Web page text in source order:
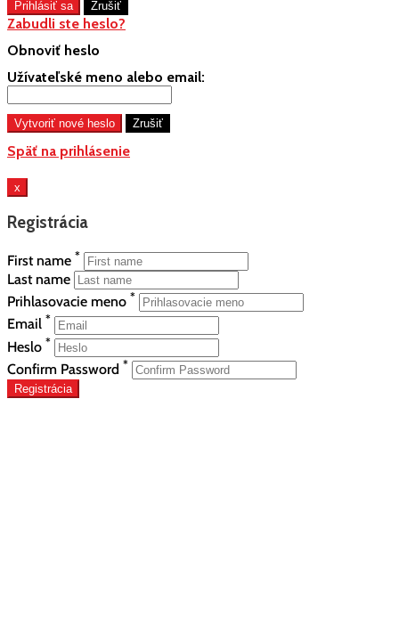
Zabudli ste heslo?
Obnoviť heslo
Užívateľské meno alebo email:
Späť na prihlásenie
x
Registrácia
First name *
Last name
Prihlasovacie meno *
Email *
Heslo *
Confirm Password *
Registrácia